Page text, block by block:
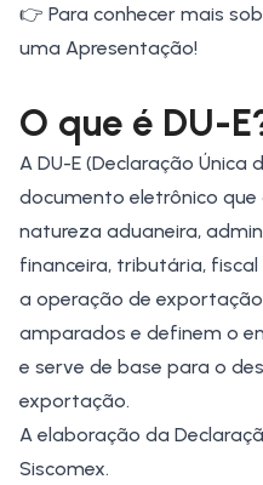
👉 Para conhecer mais
uma Apresentação!
O que é DU-
A DU-E (Declaração Única
documento eletrônico
natureza aduaneira,
financeira, tributária,
a operação de
amparados e definem o
e serve de base para o
exportação.
A elaboração da
Siscomex.